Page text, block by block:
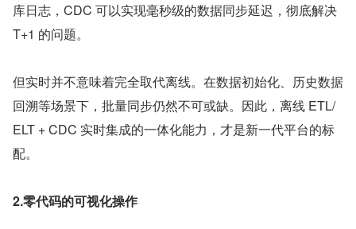
库日志，CDC 可以实现毫秒级的数据同步延迟，彻底解决
T+1 的问题。
但实时并不意味着完全取代离线。在数据初始化、历史数据
回溯等场景下，批量同步仍然不可或缺。因此，离线 ETL/
ELT + CDC 实时集成的一体化能力，才是新一代平台的标
配。
2.零代码的可视化操作